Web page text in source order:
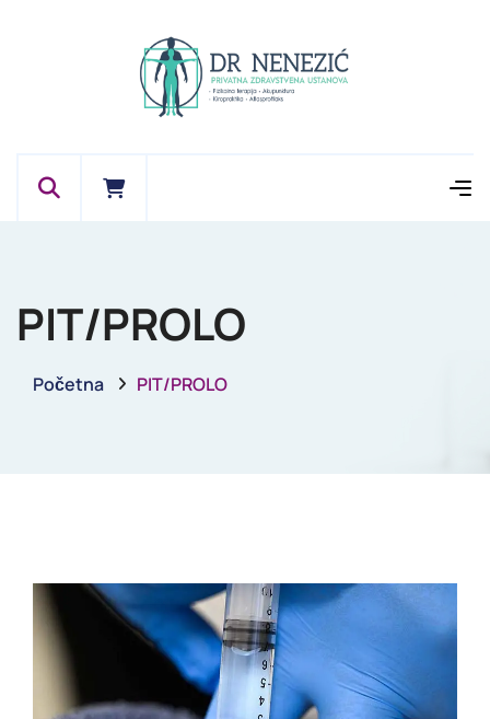
PIT/PROLO
Početna PIT/PROLO